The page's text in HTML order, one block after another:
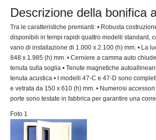
Descrizione della bonifica
Tra le caratteristiche premianti: • Robusta
disponibili in tempi rapidi quattro modelli standard,
vano di installazione di 1.000 x 2.100 (h) mm. • La
848 x 1.985 (h) mm. • Cerniere a camma auto
tenuta sulla soglia • Tenute magnetiche
tenuta acustica • I modelli 47-C e 47-D sono
e vetrata da 150 x 610 (h) mm. • Numerosi
porte sono testate in fabbrica per garantire una
Foto 1